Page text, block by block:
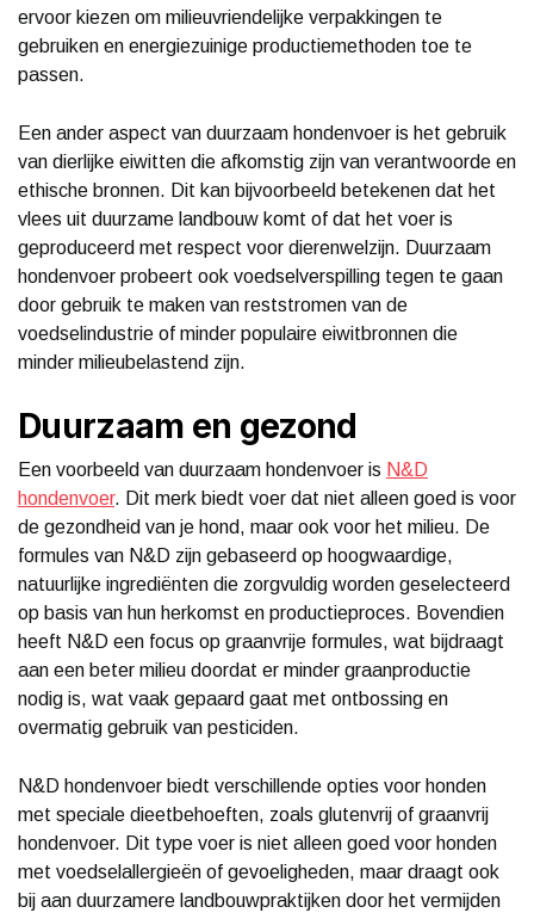
ervoor kiezen om milieuvriendelijke verpakkingen te
gebruiken en energiezuinige productiemethoden toe te
passen.
Een ander aspect van duurzaam hondenvoer is het gebruik
van dierlijke eiwitten die afkomstig zijn van verantwoorde en
ethische bronnen. Dit kan bijvoorbeeld betekenen dat het
vlees uit duurzame landbouw komt of dat het voer is
geproduceerd met respect voor dierenwelzijn. Duurzaam
hondenvoer probeert ook voedselverspilling tegen te gaan
door gebruik te maken van reststromen van de
voedselindustrie of minder populaire eiwitbronnen die
minder milieubelastend zijn.
Duurzaam en gezond
Een voorbeeld van duurzaam hondenvoer is N&D
hondenvoer. Dit merk biedt voer dat niet alleen goed is voor
de gezondheid van je hond, maar ook voor het milieu. De
formules van N&D zijn gebaseerd op hoogwaardige,
natuurlijke ingrediënten die zorgvuldig worden geselecteerd
op basis van hun herkomst en productieproces. Bovendien
heeft N&D een focus op graanvrije formules, wat bijdraagt
aan een beter milieu doordat er minder graanproductie
nodig is, wat vaak gepaard gaat met ontbossing en
overmatig gebruik van pesticiden.
N&D hondenvoer biedt verschillende opties voor honden
met speciale dieetbehoeften, zoals glutenvrij of graanvrij
hondenvoer. Dit type voer is niet alleen goed voor honden
met voedselallergieën of gevoeligheden, maar draagt ook
bij aan duurzamere landbouwpraktijken door het vermijden